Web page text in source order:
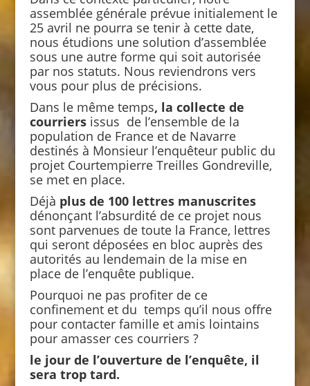
assemblée générale prévue initialement le
25 avril ne pourra se tenir à cette date,
nous étudions une solution d’assemblée
sous une autre forme qui soit autorisée
par nos statuts. Nous reviendrons vers
vous pour plus de précisions.
Dans le même temps, la collecte de
courriersissus de l’ensemble de la
population de France et de Navarre
destinés à Monsieur l’enquêteur public du
projet Courtempierre Treilles Gondreville,
se met en place.
Déjà plus de 100 lettres manuscrites
dénonçant l’absurdité de ce projet nous
sont parvenues de toute la France, lettres
qui seront déposées en bloc auprès des
autorités au lendemain de la mise en
place de l’enquête publique.
Pourquoi ne pas profiter de ce
confinement et du temps qu’il nous offre
pour contacter famille et amis lointains
pour amasser ces courriers ?
le jour de l’ouverture de l’enquête, il
sera trop tard.